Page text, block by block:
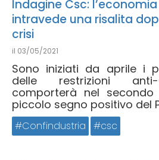
Indagine Csc:
intravede una risalita
crisi
il 03/05/2021
Sono iniziati da aprile i
delle restrizioni anti-
comporterà nel
piccolo segno positivo del
Confindustria csc